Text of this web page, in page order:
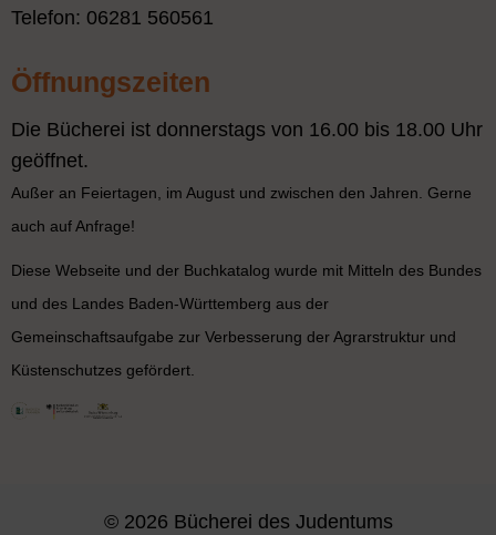
Telefon: 06281 560561
Öffnungszeiten
Die Bücherei ist donnerstags von 16.00 bis 18.00 Uhr
geöffnet.
Außer an Feiertagen, im August und zwischen den Jahren. Gerne
auch auf Anfrage!
Diese Webseite und der Buchkatalog wurde mit Mitteln des Bundes
und des Landes Baden-Württemberg aus der
Gemeinschaftsaufgabe zur Verbesserung der Agrarstruktur und
Küstenschutzes gefördert.
© 2026 Bücherei des Judentums